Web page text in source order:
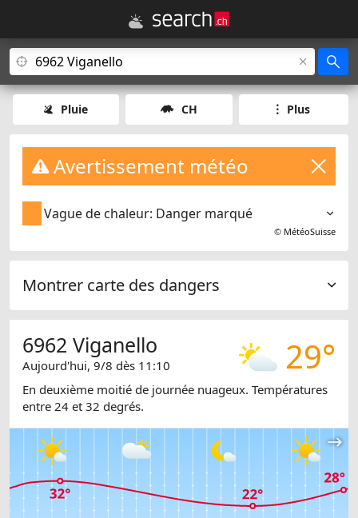
Pluie CH Plus
Avertissement météo
Vague de chaleur: Danger marqué
© MétéoSuisse
Montrer carte des dangers
29°
6962 Viganello
Aujourd'hui, 9/8 dès 11:10
En deuxième moitié de journée nuageux. Températures
entre 24 et 32 degrés.